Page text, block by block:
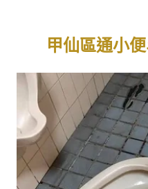
甲仙區通小